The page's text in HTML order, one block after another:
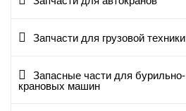
Запчасти для грузовой техники
Запасные части для бурильно-
крановых машин